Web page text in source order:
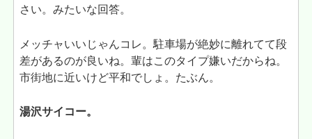
さい。みたいな回答。
メッチャいいじゃんコレ。駐車場が絶妙に離れてて段
差があるのが良いね。輩はこのタイプ嫌いだからね。
市街地に近いけど平和でしょ。たぶん。
湯沢サイコー。